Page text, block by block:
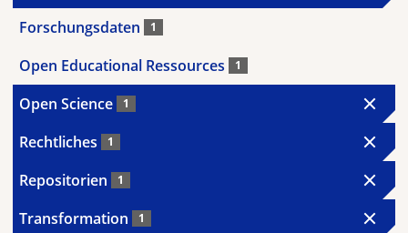
Forschungsdaten 1
Open Educational Ressources 1
Open Science 1
Rechtliches 1
Repositorien 1
Transformation 1